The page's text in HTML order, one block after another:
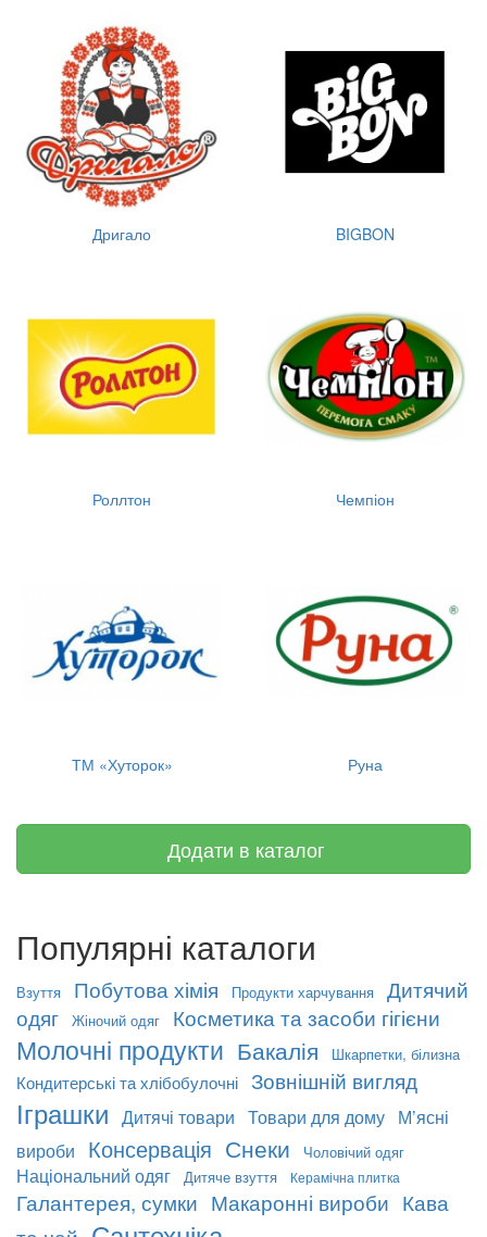
Дригало BIGBON
Роллтон Чемпіон
ТМ «Хуторок» Руна
Додати в каталог
Популярні каталоги
Взуття Побутова хімія Продукти харчування
Дитячий
одяг
Жіночий одяг Косметика та засоби гігієни
Молочні продукти Бакалія Шкарпетки, білизна
Кондитерські та хлібобулочні Зовнішній вигляд
Іграшки Дитячі товари Товари для дому М’ясні
вироби
Консервація Снеки Чоловічий одяг
Національний одяг Дитяче взуття Керамічна плитка
Галантерея, сумки Макаронні вироби Кава